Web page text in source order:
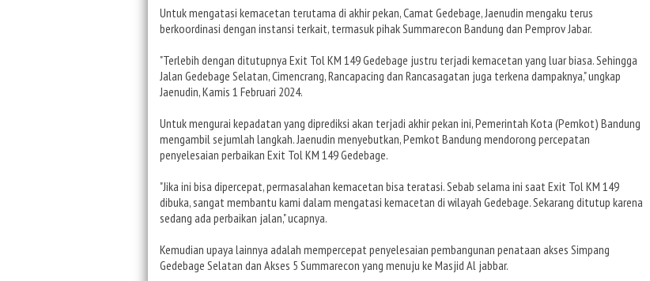
Untuk mengatasi kemacetan terutama di akhir pekan, Camat Gedebage, Jaenudin mengaku terus
berkoordinasi dengan instansi terkait, termasuk pihak Summarecon Bandung dan Pemprov Jabar.
"Terlebih dengan ditutupnya Exit Tol KM 149 Gedebage justru terjadi kemacetan yang luar biasa. Sehingga
Jalan Gedebage Selatan, Cimencrang, Rancapacing dan Rancasagatan juga terkena dampaknya," ungkap
Jaenudin, Kamis 1 Februari 2024.
Untuk mengurai kepadatan yang diprediksi akan terjadi akhir pekan ini, Pemerintah Kota (Pemkot) Bandung
mengambil sejumlah langkah. Jaenudin menyebutkan, Pemkot Bandung mendorong percepatan
penyelesaian perbaikan Exit Tol KM 149 Gedebage.
"Jika ini bisa dipercepat, permasalahan kemacetan bisa teratasi. Sebab selama ini saat Exit Tol KM 149
dibuka, sangat membantu kami dalam mengatasi kemacetan di wilayah Gedebage. Sekarang ditutup karena
sedang ada perbaikan jalan," ucapnya.
Kemudian upaya lainnya adalah mempercepat penyelesaian pembangunan penataan akses Simpang
Gedebage Selatan dan Akses 5 Summarecon yang menuju ke Masjid Al jabbar.